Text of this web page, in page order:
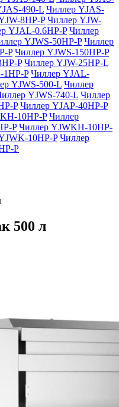
490-L Чиллер YJAS-
8HP-P Чиллер YJW-
YJAL-0.6HP-P Чиллер
YJWS-50HP-P Чиллер
P Чиллер YJWS-150HP-P
P Чиллер YJW-25HP-L
P Чиллер YJAL-
YJWS-500-L Чиллер
YJWS-740-L Чиллер
P Чиллер YJAP-40HP-P
10HP-P Чиллер
P Чиллер YJWKH-10HP-
10HP-P Чиллер
P
500 л